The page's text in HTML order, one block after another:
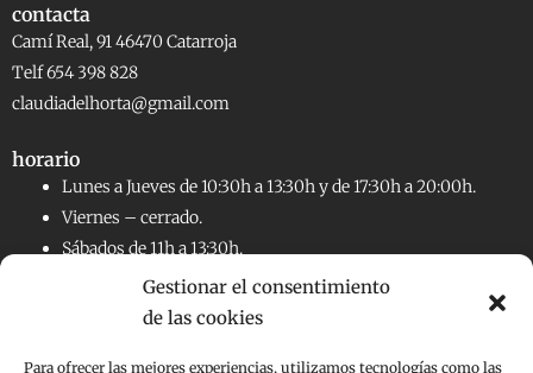
Gestionar el consentimiento
de las cookies
Para ofrecer las mejores experiencias, utilizamos tecnologías como las
contacta
Camí Real, 91 46470 Catarroja
Telf 654 398 828
claudiadelhorta@gmail.com
horario
Lunes a Jueves de 10:30h a 13:30h y de 17:30h a 20:00h.
Viernes – cerrado.
Sábados de 11h a 13:30h.